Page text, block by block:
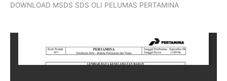
DOWNLOAD MSDS SDS OLI PELUMAS PERTAMINA